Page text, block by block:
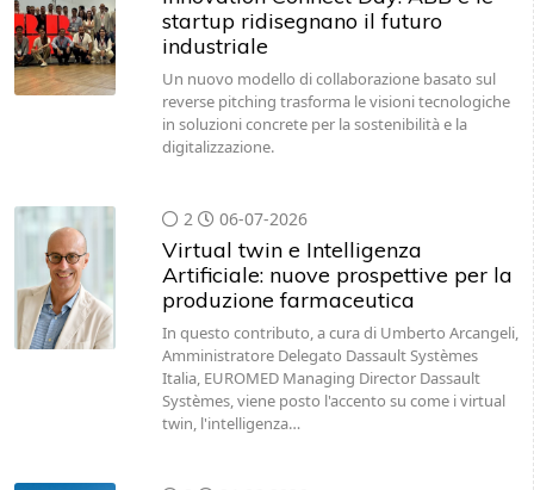
startup ridisegnano il futuro
industriale
Un nuovo modello di collaborazione basato sul
reverse pitching trasforma le visioni tecnologiche
in soluzioni concrete per la sostenibilità e la
digitalizzazione.
2 06-07-2026
Virtual twin e Intelligenza
Artificiale: nuove prospettive per la
produzione farmaceutica
In questo contributo, a cura di Umberto Arcangeli,
Amministratore Delegato Dassault Systèmes
Italia, EUROMED Managing Director Dassault
Systèmes, viene posto l'accento su come i virtual
twin, l'intelligenza…